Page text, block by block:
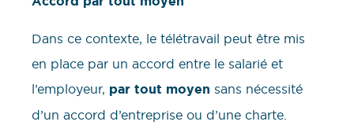
Dans ce contexte, le télétravail peut être mis
en place par un accord entre le salarié et
l’employeur, par tout moyen sans nécessité
d’un accord d’entreprise ou d’une charte.